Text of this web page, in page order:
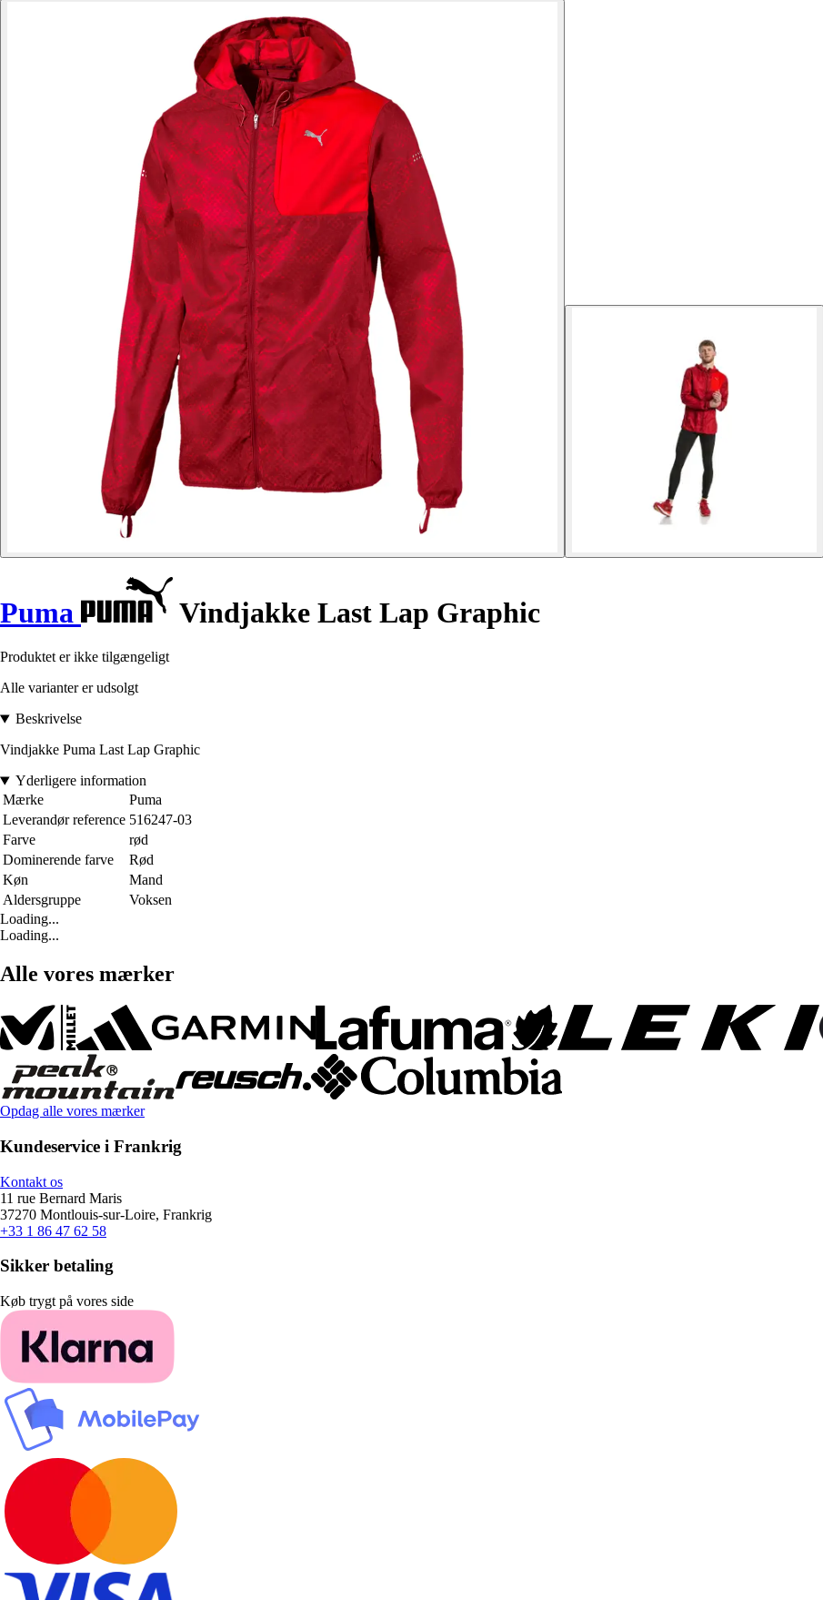
Puma Vindjakke Last Lap Graphic
Produktet er ikke tilgængeligt
Alle varianter er udsolgt
Beskrivelse
Vindjakke Puma Last Lap Graphic
Yderligere information
Mærke
Puma
Leverandør reference 516247-03
Farve
rød
Dominerende farve
Rød
Køn
Mand
Aldersgruppe
Voksen
Loading...
Loading...
Alle vores mærker
Opdag alle vores mærker
Kundeservice i Frankrig
Kontakt os
11 rue Bernard Maris
37270 Montlouis-sur-Loire, Frankrig
+33 1 86 47 62 58
Sikker betaling
Køb trygt på vores side